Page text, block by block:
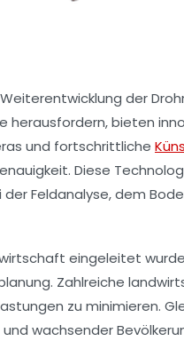
der
bieten
und fortschrittliche
Diese
Feldanalyse, dem
eingeleitet
Zahlreiche
zu minimieren.
wachsender